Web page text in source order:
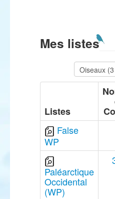
Mes listes
Listes
False
WP
Paléarctique
Occidental
(WP)